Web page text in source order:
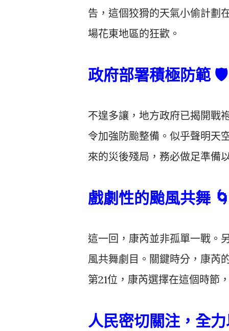
告，這個狡猾的天氣小偷計劃
場花東地區的狂歡。
政府部署積極防範 🛡️
不遑多讓，地方政府已揭開戰
令加強防颱整備。似乎聲明天
來的災後殘局，務必做足準備
戲劇性的颱風共舞
這一回，康芮並非孤單一戰。
風共舞劇目。關鍵時分，康芮
第21位，康芮選擇在這個時節
人民密切關注，全力